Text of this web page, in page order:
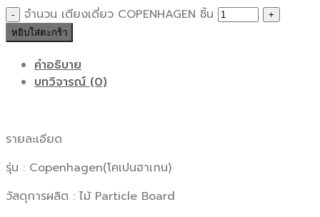
จำนวน เตียงเดี่ยว COPENHAGEN ชิ้น
หยิบใส่ตะกร้า
คำอธิบาย
บทวิจารณ์ (0)
รายละเอียด
รุ่น : Copenhagen(โคเปนฮาเกน)
วัสดุการผลิต : ไม้ Particle Board